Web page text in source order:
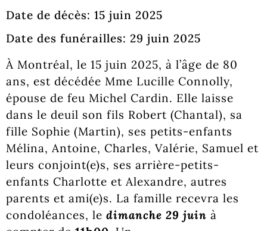
Date de décès: 15 juin 2025
Date des funérailles: 29 juin 2025
À Montréal, le 15 juin 2025, à l’âge de 80
ans, est décédée Mme Lucille Connolly,
épouse de feu Michel Cardin. Elle laisse
dans le deuil son fils Robert (Chantal), sa
fille Sophie (Martin), ses petits-enfants
Mélina, Antoine, Charles, Valérie, Samuel et
leurs conjoint(e)s, ses arrière-petits-
enfants Charlotte et Alexandre, autres
parents et ami(e)s. La famille recevra les
condoléances, le dimanche 29 juin à